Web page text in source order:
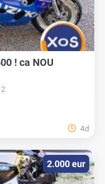
! ca NOU
4d
2.000 eur